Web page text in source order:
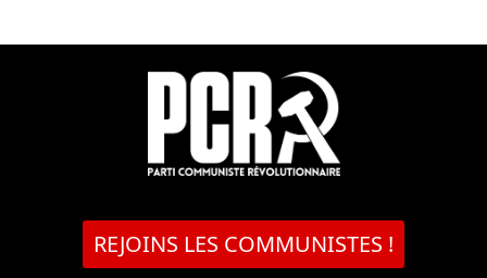
REJOINS LES COMMUNISTES !